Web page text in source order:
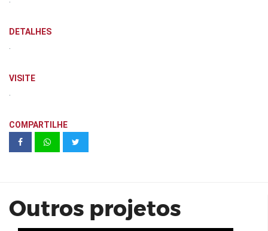
DETALHES
VISITE
COMPARTILHE
Outros projetos